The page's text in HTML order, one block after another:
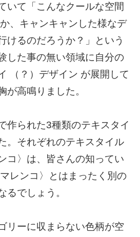
いて「こんなクールな空間
、キャンキャンした様なデ
けるのだろうか？」という
した事の無い領域に自分の
（？）デザイン が展開して
が高鳴りました。
作られた3種類のテキスタイ
。それぞれのテキスタイル
コ〉は、皆さんの知ってい
レンコ〉とはまったく別の
るでしょう。
リーに収まらない色柄が空